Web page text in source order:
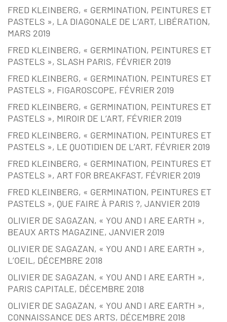
FRED KLEINBERG, « GERMINATION, PEINTURES ET
PASTELS », LA DIAGONALE DE L’ART, LIBÉRATION,
MARS 2019
FRED KLEINBERG, « GERMINATION, PEINTURES ET
PASTELS », SLASH PARIS, FÉVRIER 2019
FRED KLEINBERG, « GERMINATION, PEINTURES ET
PASTELS », FIGAROSCOPE, FÉVRIER 2019
FRED KLEINBERG, « GERMINATION, PEINTURES ET
PASTELS », MIROIR DE L’ART, FÉVRIER 2019
FRED KLEINBERG, « GERMINATION, PEINTURES ET
PASTELS », LE QUOTIDIEN DE L’ART, FÉVRIER 2019
FRED KLEINBERG, « GERMINATION, PEINTURES ET
PASTELS », ART FOR BREAKFAST, FÉVRIER 2019
FRED KLEINBERG, « GERMINATION, PEINTURES ET
PASTELS », QUE FAIRE À PARIS ?, JANVIER 2019
OLIVIER DE SAGAZAN, « YOU AND I ARE EARTH »,
BEAUX ARTS MAGAZINE, JANVIER 2019
OLIVIER DE SAGAZAN, « YOU AND I ARE EARTH »,
L’OEIL, DÉCEMBRE 2018
OLIVIER DE SAGAZAN, « YOU AND I ARE EARTH »,
PARIS CAPITALE, DÉCEMBRE 2018
OLIVIER DE SAGAZAN, « YOU AND I ARE EARTH »,
CONNAISSANCE DES ARTS, DÉCEMBRE 2018